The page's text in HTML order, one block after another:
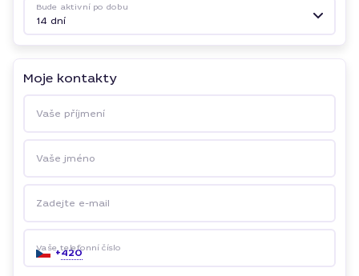
Bude aktivní po dobu
14 dní
Moje kontakty
Vaše příjmení
Vaše jméno
Zadejte e-mail
Vaše telefonní číslo
+420